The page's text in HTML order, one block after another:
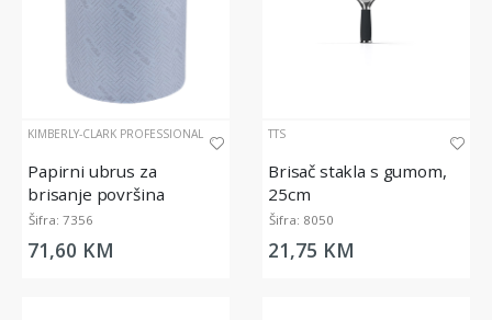
KIMBERLY-CLARK PROFESSIONAL
Papirni ubrus za
brisanje površina
WypAll® L20 Essential -
Jumbo Rola, dvoslojna,
plava
Šifra: 7356
71,60 KM
TTS
Brisač stakla s gumom,
25cm
Šifra: 8050
21,75 KM